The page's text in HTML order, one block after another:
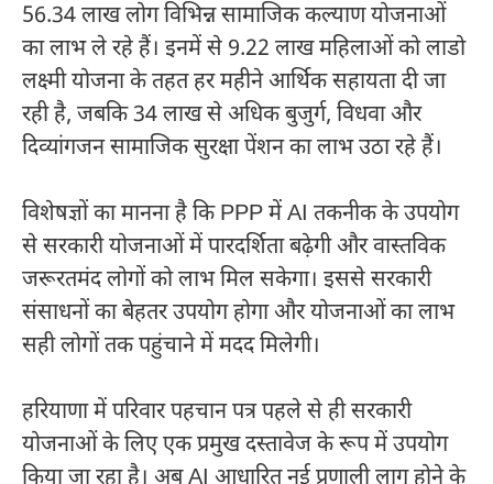
56.34 लाख लोग विभिन्न सामाजिक कल्याण योजनाओं
का लाभ ले रहे हैं। इनमें से 9.22 लाख महिलाओं को लाडो
लक्ष्मी योजना के तहत हर महीने आर्थिक सहायता दी जा
रही है, जबकि 34 लाख से अधिक बुजुर्ग, विधवा और
दिव्यांगजन सामाजिक सुरक्षा पेंशन का लाभ उठा रहे हैं।
विशेषज्ञों का मानना है कि PPP में AI तकनीक के उपयोग
से सरकारी योजनाओं में पारदर्शिता बढ़ेगी और वास्तविक
जरूरतमंद लोगों को लाभ मिल सकेगा। इससे सरकारी
संसाधनों का बेहतर उपयोग होगा और योजनाओं का लाभ
सही लोगों तक पहुंचाने में मदद मिलेगी।
हरियाणा में परिवार पहचान पत्र पहले से ही सरकारी
योजनाओं के लिए एक प्रमुख दस्तावेज के रूप में उपयोग